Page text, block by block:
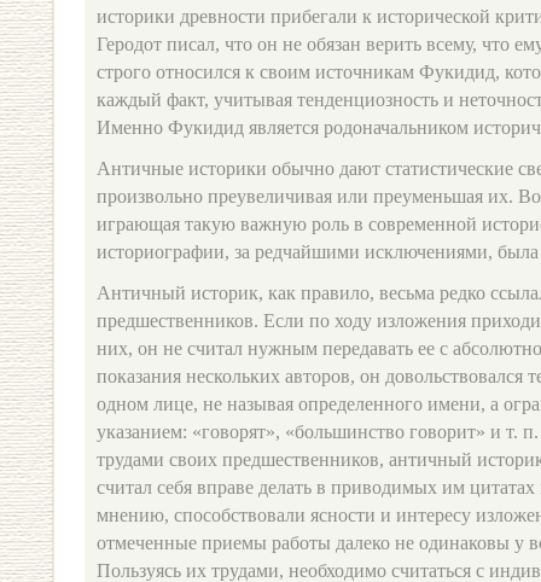
историки древности прибегали к исторической
Геродот писал, что он не обязан верить всему, что
строго относился к своим источникам Фукидид,
каждый факт, учитывая тенденциозность и
Именно Фукидид является родоначальником
Античные историки обычно дают статистические
произвольно преувеличивая или преуменьшая их.
играющая такую важную роль в современной
историографии, за редчайшими исключениями,
Античный историк, как правило, весьма редко
предшественников. Если по ходу изложения
них, он не считал нужным передавать ее с
показания нескольких авторов, он довольствовался
одном лице, не называя определенного имени, а
указанием: «говорят», «большинство говорит» и т. п.
трудами своих предшественников, античный
считал себя вправе делать в приводимых им
мнению, способствовали ясности и интересу
отмеченные приемы работы далеко не одинаковы у
Пользуясь их трудами, необходимо считаться с